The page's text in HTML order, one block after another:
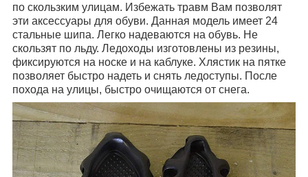
по скользким улицам. Избежать травм Вам позволят
эти аксессуары для обуви. Данная модель имеет 24
стальные шипа. Легко надеваются на обувь. Не
скользят по льду. Ледоходы изготовлены из резины,
фиксируются на носке и на каблуке. Хлястик на пятке
позволяет быстро надеть и снять ледоступы. После
похода на улицы, быстро очищаются от снега.